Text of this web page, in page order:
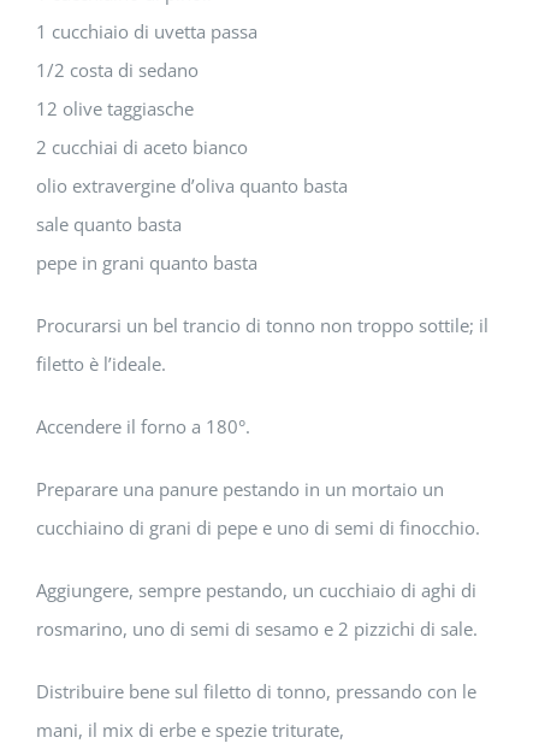
1 cucchiaio di uvetta passa
1/2 costa di sedano
12 olive taggiasche
2 cucchiai di aceto bianco
olio extravergine d’oliva quanto basta
sale quanto basta
pepe in grani quanto basta
Procurarsi un bel trancio di tonno non troppo sottile; il
filetto è l’ideale.
Accendere il forno a 180°.
Preparare una panure pestando in un mortaio un
cucchiaino di grani di pepe e uno di semi di finocchio.
Aggiungere, sempre pestando, un cucchiaio di aghi di
rosmarino, uno di semi di sesamo e 2 pizzichi di sale.
Distribuire bene sul filetto di tonno, pressando con le
mani, il mix di erbe e spezie triturate,